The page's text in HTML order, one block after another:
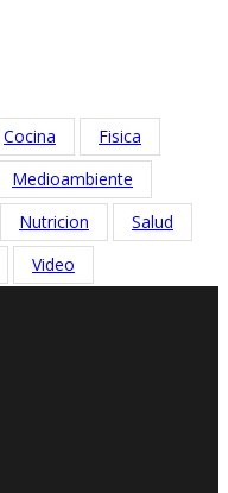
Cocina
Fisica
Medioambiente
Nutricion
Salud
Video